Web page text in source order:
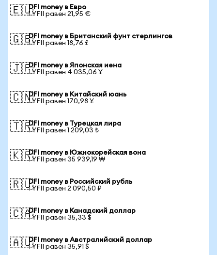
🇪🇺DFI money в Евро
1 YFII равен 21,95 €
🇬🇧DFI money в Британский фунт стерлингов
1 YFII равен 18,76 £
🇯🇵DFI money в Японская иена
1 YFII равен 4 035,06 ¥
🇨🇳DFI money в Китайский юань
1 YFII равен 170,98 ¥
🇹🇷DFI money в Турецкая лира
1 YFII равен 1 209,03 ₺
🇰🇷DFI money в Южнокорейская вона
1 YFII равен 35 939,19 ₩
🇷🇺DFI money в Российский рубль
1 YFII равен 2 090,50 ₽
🇨🇦DFI money в Канадский доллар
1 YFII равен 35,33 $
🇦🇺DFI money в Австралийский доллар
1 YFII равен 35,91 $